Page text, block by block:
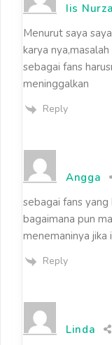
Iis
Menurut saya
karya
sebagai fans
meninggalkan
Reply
Angga
sebagai fans yang
bagaimana pun
menemaninya
Reply
Linda